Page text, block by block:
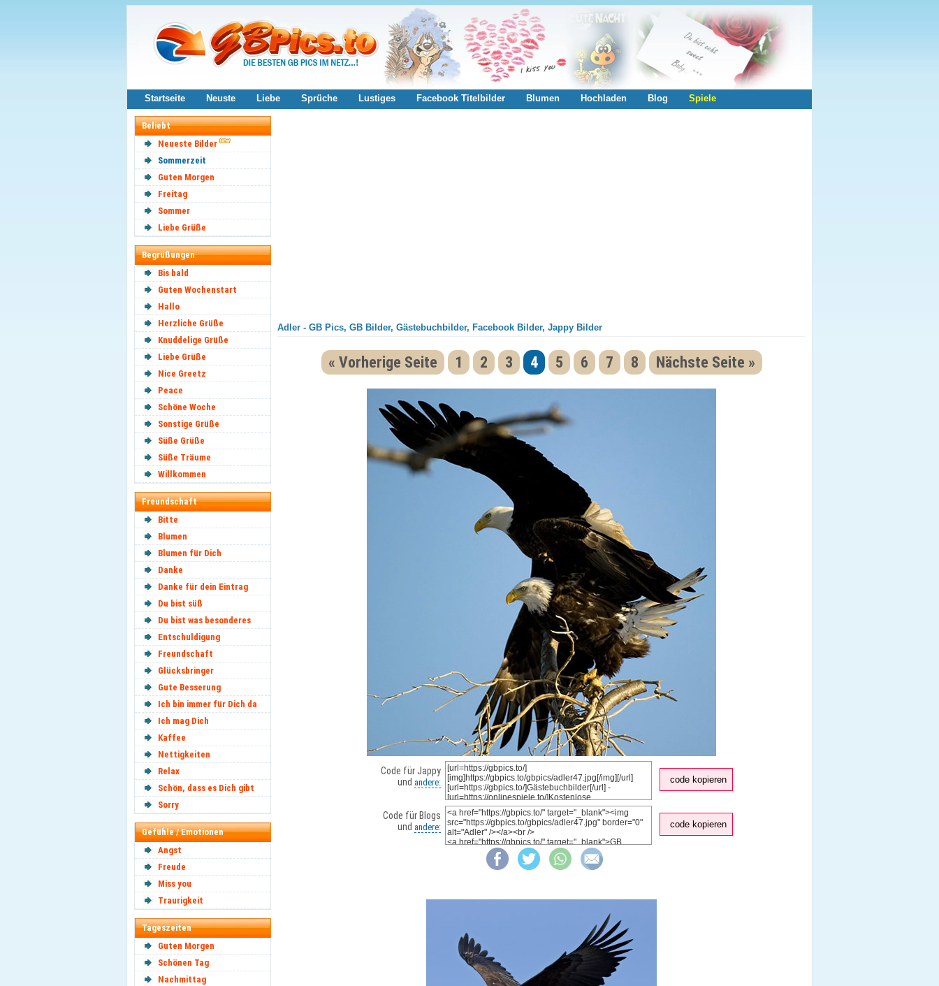
Startseite Neuste Liebe Sprüche Lustiges Facebook Titelbilder Blumen Hochladen Blog Spiele
Beliebt
Neueste Bilder
Sommerzeit
Guten Morgen
Freitag
Sommer
Liebe Grüße
Begrüßungen
Bis bald
Guten Wochenstart
Hallo
Herzliche Grüße
Knuddelige Grüße
Liebe Grüße
Nice Greetz
Peace
Schöne Woche
Sonstige Grüße
Süße Grüße
Süße Träume
Willkommen
Freundschaft
Bitte
Blumen
Blumen für Dich
Danke
Danke für dein Eintrag
Du bist süß
Du bist was besonderes
Entschuldigung
Freundschaft
Glücksbringer
Gute Besserung
Ich bin immer für Dich da
Ich mag Dich
Kaffee
Nettigkeiten
Relax
Schön, dass es Dich gibt
Sorry
Gefühle / Emotionen
Angst
Freude
Miss you
Traurigkeit
Tageszeiten
Guten Morgen
Schönen Tag
Nachmittag
Adler - GB Pics, GB Bilder, Gästebuchbilder, Facebook Bilder, Jappy Bilder
« Vorherige Seite 1 2 3 4 5 6 7 8 Nächste Seite »
Code für Jappy
und andere: code kopieren
Code für Blogs
und andere: code kopieren